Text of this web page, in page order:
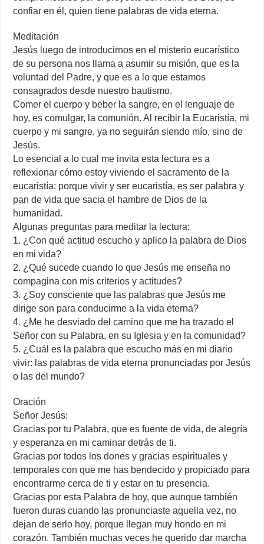
confiar en él, quien tiene palabras de vida eterna.
Meditación
Jesús luego de introducirnos en el misterio eucarístico
de su persona nos llama a asumir su misión, que es la
voluntad del Padre, y que es a lo que estamos
consagrados desde nuestro bautismo.
Comer el cuerpo y beber la sangre, en el lenguaje de
hoy, es comulgar, la comunión. Al recibir la Eucaristía, mi
cuerpo y mi sangre, ya no seguirán siendo mío, sino de
Jesús.
Lo esencial a lo cual me invita esta lectura es a
reflexionar cómo estoy viviendo el sacramento de la
eucaristía: porque vivir y ser eucaristía, es ser palabra y
pan de vida que sacia el hambre de Dios de la
humanidad.
Algunas preguntas para meditar la lectura:
1. ¿Con qué actitud escucho y aplico la palabra de Dios
en mi vida?
2. ¿Qué sucede cuando lo que Jesús me enseña no
compagina con mis criterios y actitudes?
3. ¿Soy consciente que las palabras que Jesús me
dirige son para conducirme a la vida eterna?
4. ¿Me he desviado del camino que me ha trazado el
Señor con su Palabra, en su Iglesia y en la comunidad?
5. ¿Cuál es la palabra que escucho más en mi diario
vivir: las palabras de vida eterna pronunciadas por Jesús
o las del mundo?
Oración
Señor Jesús:
Gracias por tu Palabra, que es fuente de vida, de alegría
y esperanza en mi caminar detrás de ti.
Gracias por todos los dones y gracias espirituales y
temporales con que me has bendecido y propiciado para
encontrarme cerca de ti y estar en tu presencia.
Gracias por esta Palabra de hoy, que aunque también
fueron duras cuando las pronunciaste aquella vez, no
dejan de serlo hoy, porque llegan muy hondo en mi
corazón. También muchas veces he querido dar marcha